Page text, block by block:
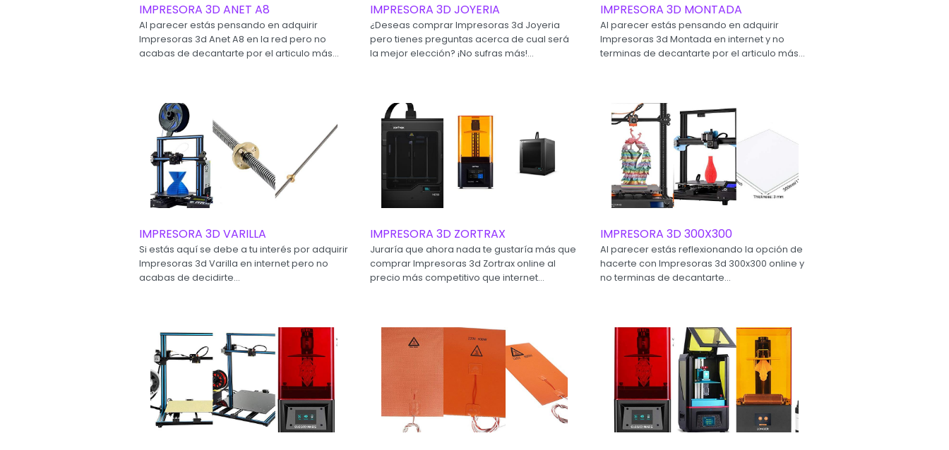
IMPRESORA 3D ANET A8
Al parecer estás pensando en adquirir
Impresoras 3d Anet A8 en la red pero no
acabas de decantarte por el articulo más...
IMPRESORA 3D JOYERIA
¿Deseas comprar Impresoras 3d Joyeria
pero tienes preguntas acerca de cual será
la mejor elección? ¡No sufras más!...
IMPRESORA 3D MONTADA
Al parecer estás pensando en adquirir
Impresoras 3d Montada en internet y no
terminas de decantarte por el articulo más...
IMPRESORA 3D VARILLA
Si estás aquí se debe a tu interés por adquirir
Impresoras 3d Varilla en internet pero no
acabas de decidirte...
IMPRESORA 3D ZORTRAX
Juraría que ahora nada te gustaría más que
comprar Impresoras 3d Zortrax online al
precio más competitivo que internet...
IMPRESORA 3D 300X300
Al parecer estás reflexionando la opción de
hacerte con Impresoras 3d 300x300 online y
no terminas de decantarte...